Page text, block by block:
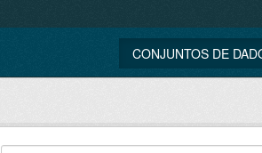
CONJUNTOS DE